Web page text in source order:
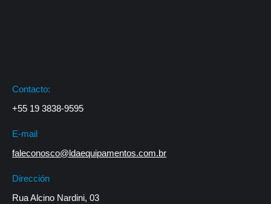
Contacto:
+55 19 3838-9595
E-mail
faleconosco@ldaequipamentos.com.br
Dirección
Rua Alcino Nardini, 03